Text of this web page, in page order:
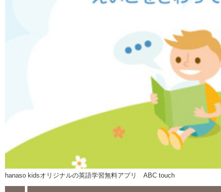
hanaso kidsオリジナルの英語学習無料アプリ ABC touch